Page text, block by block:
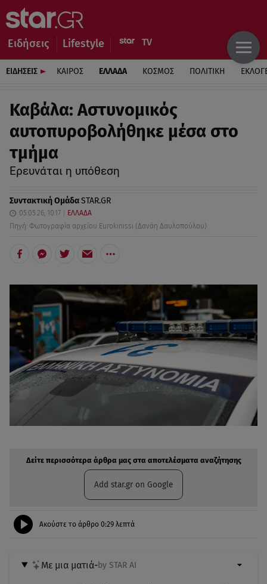
Ειδήσεις Lifestyle
ΕΙΔΗΣΕΙΣ ΚΑΙΡΟΣ ΕΛΛΑΔΑ ΚΟΣΜΟΣ ΠΟΛΙΤΙΚΗ
Καβάλα: Αστυνομικός
αυτοπυροβολήθηκε μέσα στο
τμήμα
Ερευνάται η υπόθεση
Συντακτική ΟμάδαSTAR.GR
05.05.26, 10:17
ΕΛΛΑΔΑ
Πηγή: Φωτογραφία αρχείου Eurokinissi (Δανάη Δαυλοπούλου)
Δείτε περισσότερα άρθρα μας στα αποτελέσματα αναζήτησης
Add star.gr on Google
Ακούστε το άρθρο 0:29 λεπτά
Με μια ματιά-by STAR AI